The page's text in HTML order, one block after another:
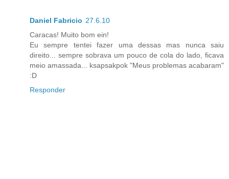
Daniel Fabricio 27.6.10
Caracas! Muito bom ein!
Eu sempre tentei fazer uma dessas mas nunca saiu
direito... sempre sobrava um pouco de cola do lado, ficava
meio amassada... ksapsakpok "Meus problemas acabaram"
:D
Responder